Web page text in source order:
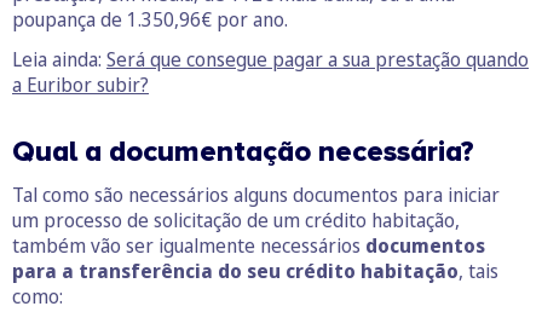
poupança de 1.350,96€ por ano.
Leia ainda: Será que consegue pagar a sua prestação quando
a Euribor subir?
Qual a documentação necessária?
Tal como são necessários alguns documentos para iniciar
um processo de solicitação de um crédito habitação,
também vão ser igualmente necessários documentos
para a transferência do seu crédito habitação, tais
como: